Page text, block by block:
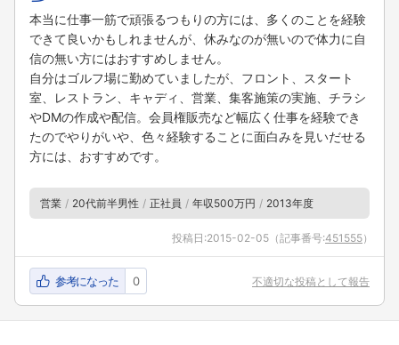
本当に仕事一筋で頑張るつもりの方には、多くのことを経験
できて良いかもしれませんが、休みなのが無いので体力に自
信の無い方にはおすすめしません。
自分はゴルフ場に勤めていましたが、フロント、スタート
室、レストラン、キャディ、営業、集客施策の実施、チラシ
やDMの作成や配信。会員権販売など幅広く仕事を経験でき
たのでやりがいや、色々経験することに面白みを見いだせる
方には、おすすめです。
営業 20代前半男性 正社員 年収500万円 2013年度
投稿日:2015-02-05 （記事番号:451555）
参考になった 0 不適切な投稿として報告